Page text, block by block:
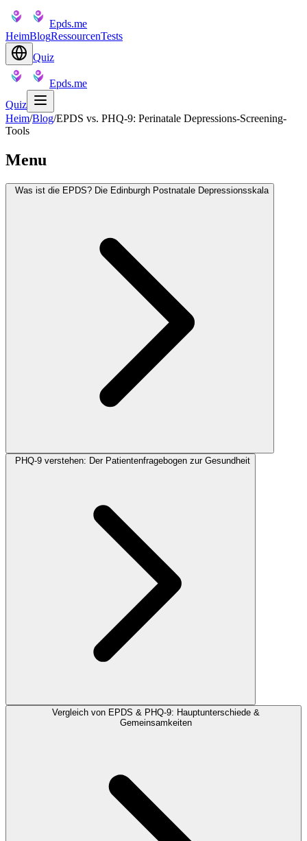
Epds.me
HeimBlogRessourcenTests
Quiz
Epds.me
Quiz
Heim/Blog/EPDS vs. PHQ-9: Perinatale Depressions-Screening-
Tools
Menu
Was ist die EPDS? Die Edinburgh Postnatale Depressionsskala
PHQ-9 verstehen: Der Patientenfragebogen zur Gesundheit
Vergleich von EPDS & PHQ-9: Hauptunterschiede &
Gemeinsamkeiten